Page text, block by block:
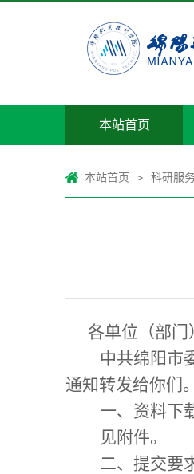
本站首页
本站首页 > 科研服务
各单位（部门
中共绵阳市
通知转发给你们。
一、资料下
见附件。
二、提交要